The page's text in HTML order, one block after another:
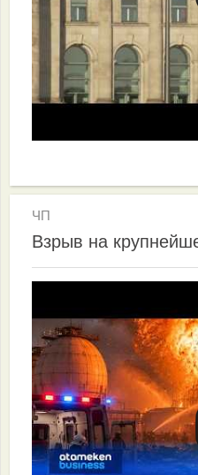
ЧП
Взрыв на